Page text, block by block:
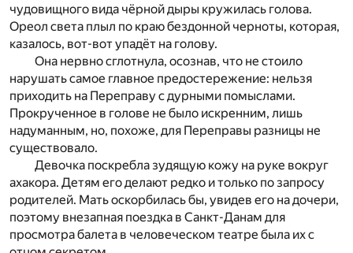
чудовищного вида чёрной дыры кружилась голова.
Ореол света плыл по краю бездонной черноты, которая,
казалось, вот-вот упадёт на голову.
Она нервно сглотнула, осознав, что не стоило
нарушать самое главное предостережение: нельзя
приходить на Переправу с дурными помыслами.
Прокрученное в голове не было искренним, лишь
надуманным, но, похоже, для Переправы разницы не
существовало.
Девочка поскребла зудящую кожу на руке вокруг
ахакора. Детям его делают редко и только по запросу
родителей. Мать оскорбилась бы, увидев его на дочери,
поэтому внезапная поездка в Санкт-Данам для
просмотра балета в человеческом театре была их с